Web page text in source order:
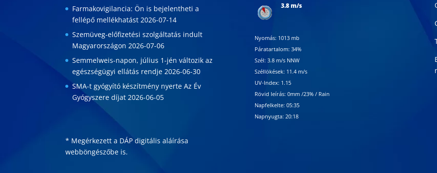
Farmakovigilancia: Ön is bejelentheti a
fellépő mellékhatást 2026-07-14
Szemüveg-előfizetési szolgáltatás indult
Magyarországon 2026-07-06
Semmelweis-napon, július 1-jén változik az
egészségügyi ellátás rendje 2026-06-30
SMA-t gyógyító készítmény nyerte Az Év
Gyógyszere díjat 2026-06-05
* Megérkezett a DÁP digitális aláírása
webböngészőbe is.
3.8 m/s
Nyomás: 1013 mb
Páratartalom: 34%
Szél: 3.8 m/s NNW
Széllökések: 11.4 m/s
UV-Index: 1.15
Rövid leírás: 0mm/23%/ Rain
Napfelkelte: 05:35
Napnyugta: 20:18